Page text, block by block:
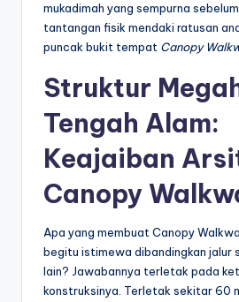
mukadimah yang sempurna
tantangan fisik mendaki ratusan
puncak bukit tempat Canopy
Struktur
Tengah Alam:
Keajaiban
Canopy
Apa yang membuat Canopy
begitu istimewa dibandingkan jalur
lain? Jawabannya terletak pada
konstruksinya. Terletak sekitar 60